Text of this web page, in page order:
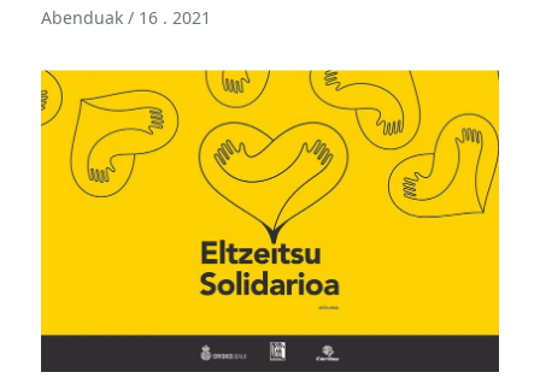
Abenduak / 16 . 2021